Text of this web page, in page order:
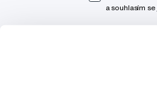
a souhlasím se